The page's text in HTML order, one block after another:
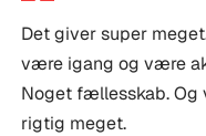
Det giver super
være igang og være
Noget fællesskab. Og
rigtig meget.